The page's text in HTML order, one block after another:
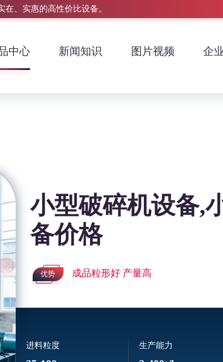
、实惠的高性价比设备。
中心 新闻知识 图片视频 企
小型破碎机设备,
备价格
优势 成品粒形好 产量高
进料粒度 生产能力